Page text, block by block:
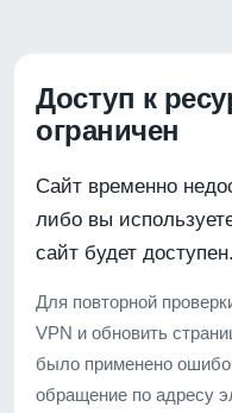
Доступ к
ограничен
Сайт временно
либо вы
сайт будет доступен.
Для повторной
VPN и обновить
было применено
обращение по адресу